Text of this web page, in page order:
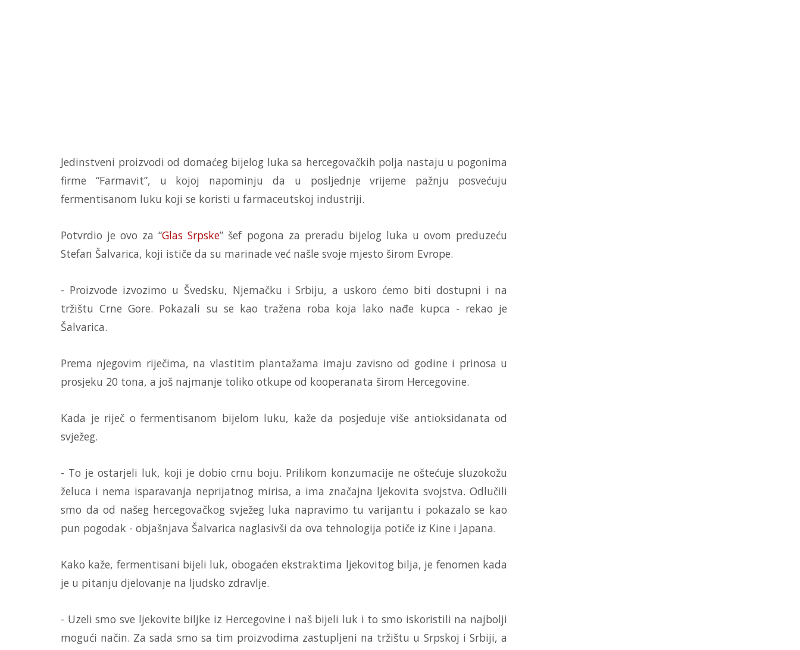
Jedinstveni proizvodi od domaćeg bijelog luka sa hercegovačkih polja nastaju u pogonima
firme “Farmavit”, u kojoj napominju da u posljednje vrijeme pažnju posvećuju
fermentisanom luku koji se koristi u farmaceutskoj industriji.
Potvrdio je ovo za “Glas Srpske” šef pogona za preradu bijelog luka u ovom preduzeću
Stefan Šalvarica, koji ističe da su marinade već našle svoje mjesto širom Evrope.
- Proizvode izvozimo u Švedsku, Njemačku i Srbiju, a uskoro ćemo biti dostupni i na
tržištu Crne Gore. Pokazali su se kao tražena roba koja lako nađe kupca - rekao je
Šalvarica.
Prema njegovim riječima, na vlastitim plantažama imaju zavisno od godine i prinosa u
prosjeku 20 tona, a još najmanje toliko otkupe od kooperanata širom Hercegovine.
Kada je riječ o fermentisanom bijelom luku, kaže da posjeduje više antioksidanata od
svježeg.
- To je ostarjeli luk, koji je dobio crnu boju. Prilikom konzumacije ne oštećuje sluzokožu
želuca i nema isparavanja neprijatnog mirisa, a ima značajna ljekovita svojstva. Odlučili
smo da od našeg hercegovačkog svježeg luka napravimo tu varijantu i pokazalo se kao
pun pogodak - objašnjava Šalvarica naglasivši da ova tehnologija potiče iz Kine i Japana.
Kako kaže, fermentisani bijeli luk, obogaćen ekstraktima ljekovitog bilja, je fenomen kada
je u pitanju djelovanje na ljudsko zdravlje.
- Uzeli smo sve ljekovite biljke iz Hercegovine i naš bijeli luk i to smo iskoristili na najbolji
mogući način. Za sada smo sa tim proizvodima zastupljeni na tržištu u Srpskoj i Srbiji, a